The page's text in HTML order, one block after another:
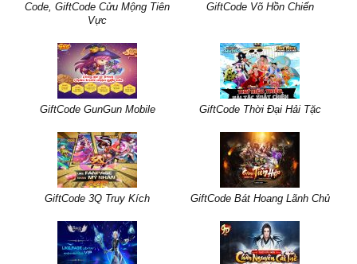
Code, GiftCode Cửu Mộng Tiên
Vực
GiftCode Võ Hồn Chiến
GiftCode GunGun Mobile GiftCode Thời Đại Hải Tặc
GiftCode 3Q Truy Kích GiftCode Bát Hoang Lãnh Chủ